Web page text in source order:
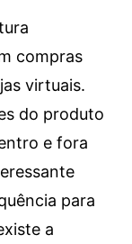
compras
virtuais.
do produto
e fora
para
a